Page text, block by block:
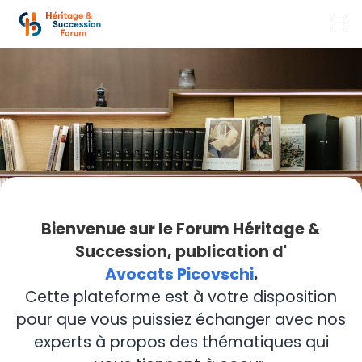
Bienvenue sur le Forum Héritage &
Succession, publication d'
Avocats Picovschi.
Cette plateforme est à votre disposition
pour que vous puissiez échanger avec nos
experts à propos des thématiques qui